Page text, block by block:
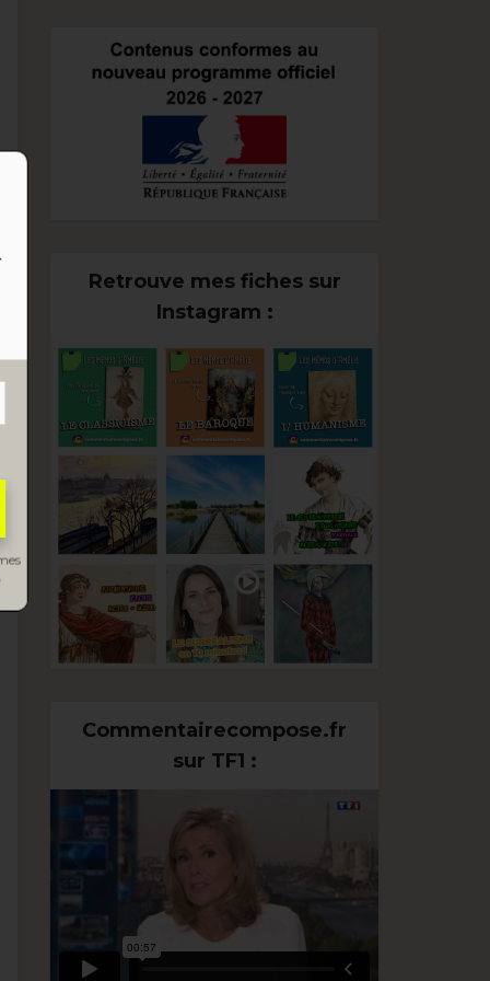
Retrouve mes fiches sur
Instagram :
Commentairecompose.fr
sur TF1 :